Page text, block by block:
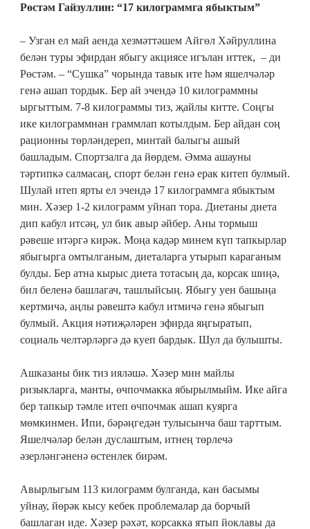
Рөстәм Гайзуллин: “17 килограммга ябыктым”
– Узган ел май аенда хезмәттәшем Айгөл Хәйруллина
белән туры эфирдан ябыгу акциясе игълан иттек, – ди
Рөстәм. – “Сушка” чорында тавык ите һәм яшелчәләр
генә ашап тордык. Бер ай эчендә 10 килограммны
ыргыттым. 7-8 килограммы тиз, җайлы китте. Соңгы
ике килограммнан граммлап котылдым. Бер айдан соң
рационны төрләндереп, минтай балыгы ашый
башладым. Спортзалга да йөрдем. Әмма ашауны
тәртипкә салмасаң, спорт белән генә ерак китеп булмый.
Шулай итеп ярты ел эчендә 17 килограммга ябыктым
мин. Хәзер 1-2 килограмм уйнап тора. Диетаны диета
дип кабул итсәң, ул бик авыр әйбер. Аны тормыш
рәвеше итәргә кирәк. Моңа кадәр минем күп тапкырлар
ябыгырга омтылганым, диеталарга утырып караганым
булды. Бер атна кырыс диета тотасың да, корсак шиңә,
бил беленә башлагач, ташлыйсың. Ябыгу уен башыңа
кертмичә, аңлы рәвештә кабул итмичә генә ябыгып
булмый. Акция нәтиҗәләрен эфирда яңгыратып,
социаль челтәрләргә дә куеп бардык. Шул да булышты.
Ашказаны бик тиз ияләшә. Хәзер мин майлы
ризыкларга, манты, өчпочмакка ябырылмыйм. Ике айга
бер тапкыр тәмле итеп өчпочмак ашап куярга
мөмкинмен. Ипи, бәрәңгедән тулысынча баш тарттым.
Яшелчәләр белән дуслаштым, итнең төрлечә
әзерләнгәненә өстенлек бирәм.
Авырлыгым 113 килограмм булганда, кан басымы
уйнау, йөрәк кысу кебек проблемалар да борчый
башлаган иде. Хәзер рәхәт, корсакка ятып йоклавы да